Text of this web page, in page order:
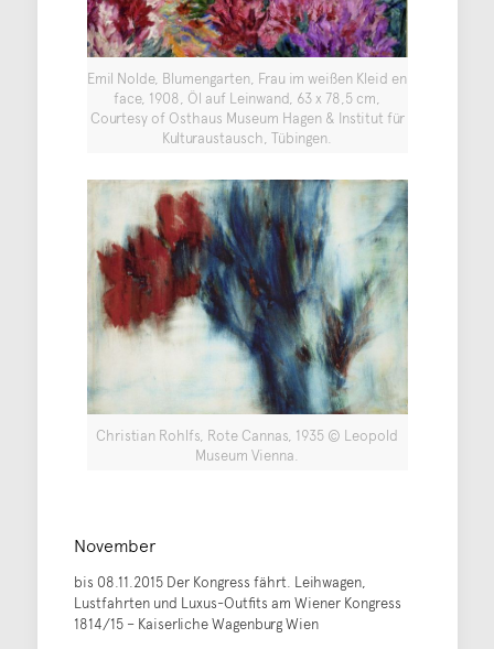
Emil Nolde, Blumengarten, Frau im weißen Kleid en
face, 1908, Öl auf Leinwand, 63 x 78,5 cm,
Courtesy of Osthaus Museum Hagen & Institut für
Kulturaustausch, Tübingen.
Christian Rohlfs, Rote Cannas, 1935 © Leopold
Museum Vienna.
November
bis 08.11.2015 Der Kongress fährt. Leihwagen,
Lustfahrten und Luxus-Outfits am Wiener Kongress
1814/15 – Kaiserliche Wagenburg Wien